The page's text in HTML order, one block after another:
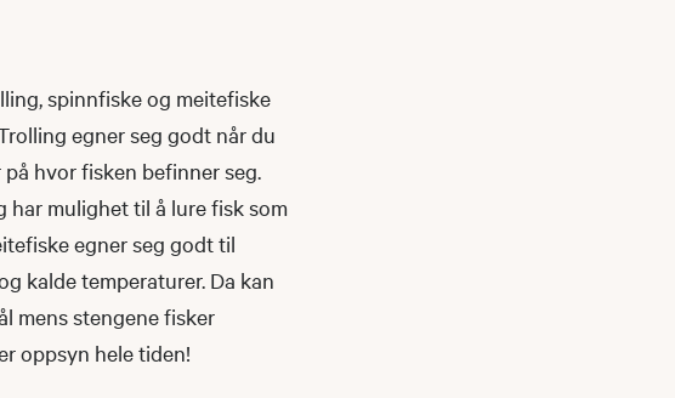
spinnfiske og meitefiske
egner seg godt når du
hvor fisken befinner seg.
har mulighet til å lure fisk som
egner seg godt til
kalde temperaturer. Da kan
mens stengene fisker
oppsyn hele tiden!